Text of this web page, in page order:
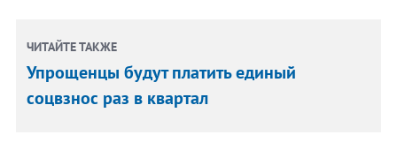
ЧИТАЙТЕ ТАКЖЕ
Упрощенцы будут платить единый
соцвзнос раз в квартал